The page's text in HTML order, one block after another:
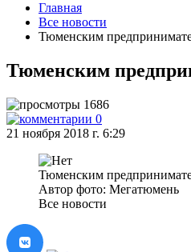
Главная
Все новости
Тюменским
Тюменским
1686
0
21 ноября 2018 г. 6:29
Тюменским
Автор фото: Мегатюмень
Все новости